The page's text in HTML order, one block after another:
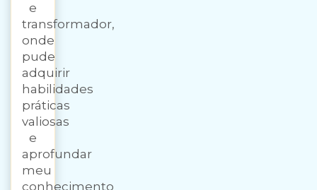
e
transformador,
onde
pude
adquirir
habilidades
práticas
valiosas
e
aprofundar
meu
conhecimento